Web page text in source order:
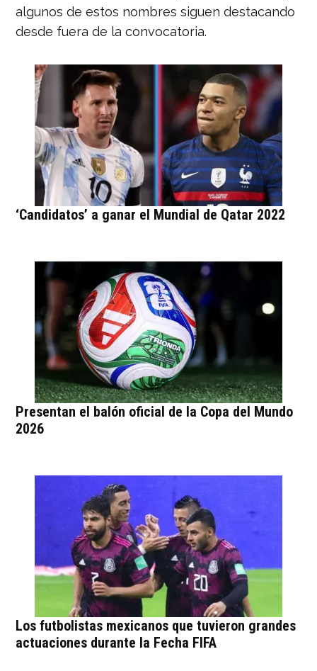
algunos de estos nombres siguen destacando
desde fuera de la convocatoria.
‘Candidatos’ a ganar el Mundial de Qatar 2022
Presentan el balón oficial de la Copa del Mundo
2026
Los futbolistas mexicanos que tuvieron grandes
actuaciones durante la Fecha FIFA